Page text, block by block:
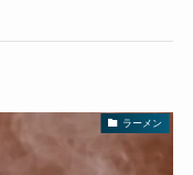
ラーメン